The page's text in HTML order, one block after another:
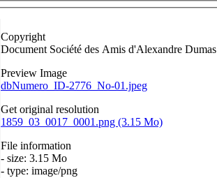
Copyright
Document Société des Amis d'Alexandre Dumas
Preview Image
dbNumero_ID-2776_No-01.jpeg
Get original resolution
1859_03_0017_0001.png (3.15 Mo)
File information
- size: 3.15 Mo
- type: image/png